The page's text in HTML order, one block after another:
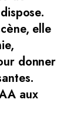
elle
donner
aux